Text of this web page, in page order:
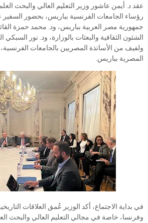
عقد د. أيمن عاشور وزير التعليم العالي والبحث
رؤساء الجامعات الفرنسية بباريس، بحضور
جمهورية مصر العربية بباريس، ود. محمد حمزة
الشئون الثقافية والبعثات بالوزارة، ود. نور السبكي
ولفيف من الأساتذة المصريين بالجامعات
المصرية بباريس.
في بداية الاجتماع، أكد الوزير عُمق العلاقات
وفرنسا، خاصة في مجالي التعليم العالي والبحث